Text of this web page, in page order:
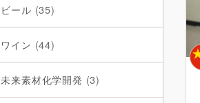
ビール (35)
ワイン (44)
未来素材化学開発 (3)